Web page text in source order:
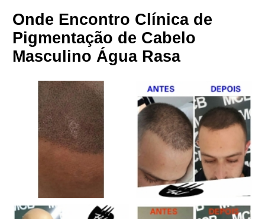
Onde Encontro Clínica de
Pigmentação de Cabelo
Masculino Água Rasa